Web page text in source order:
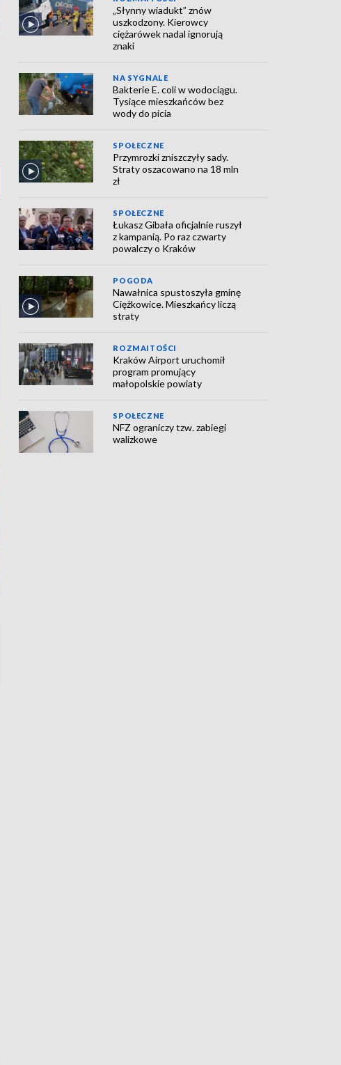
„Słynny wiadukt” znów
uszkodzony. Kierowcy
ciężarówek nadal ignorują
znaki
NA SYGNALE
Bakterie E. coli w wodociągu.
Tysiące mieszkańców bez
wody do picia
SPOŁECZNE
Przymrozki zniszczyły sady.
Straty oszacowano na 18 mln
zł
SPOŁECZNE
Łukasz Gibała oficjalnie ruszył
z kampanią. Po raz czwarty
powalczy o Kraków
POGODA
Nawałnica spustoszyła gminę
Ciężkowice. Mieszkańcy liczą
straty
ROZMAITOŚCI
Kraków Airport uruchomił
program promujący
małopolskie powiaty
SPOŁECZNE
NFZ ograniczy tzw. zabiegi
walizkowe